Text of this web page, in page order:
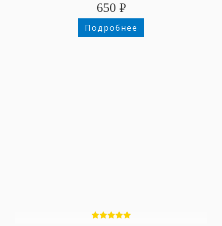
650 ₽
Подробнее